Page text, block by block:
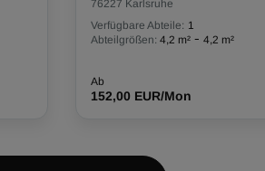
76227 Karlsruhe
Verfügbare Abteile: 1
Abteilgrößen: 4,2 m² - 4,2 m²
Ab
152,00 EUR/Mon